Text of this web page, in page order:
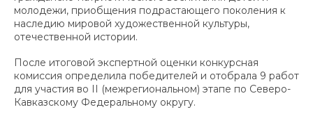
молодежи, приобщения подрастающего поколения к
наследию мировой художественной культуры,
отечественной истории.
После итоговой экспертной оценки конкурсная
комиссия определила победителей и отобрала 9 работ
для участия во II (межрегиональном) этапе по Северо-
Кавказскому Федеральному округу.